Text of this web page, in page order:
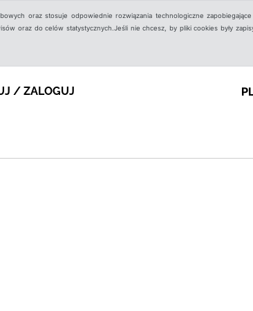
oraz stosuje odpowiednie rozwiązania technologiczne
oraz do celów statystycznych.Jeśli nie chcesz, by pliki cookies były
/ ZALOGUJ